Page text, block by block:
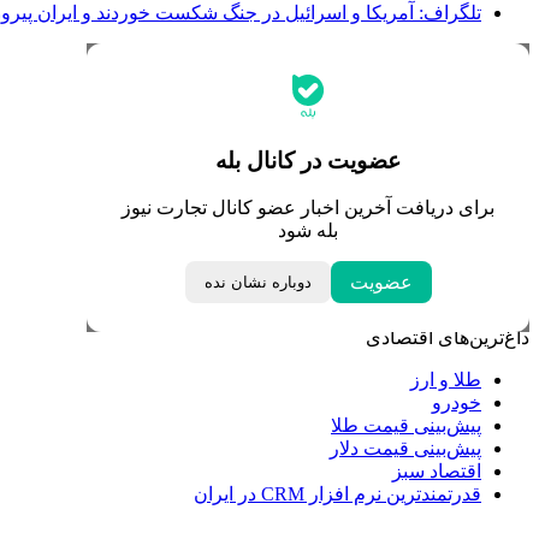
تلگراف: آمریکا و اسرائیل در جنگ شکست خوردند و ایران
عضویت در کانال بله
برای دریافت آخرین اخبار عضو کانال تجارت نیوز
بله شود
عضویت دوباره نشان نده
جدیدترین قیمت‌ها
قیمت یورو
ابزار تبدیل نرخ ارز
لحظه تحویل سال
داغ‌ترین‌های اقتصادی
طلا و ارز
خودرو
پیش‌بینی قیمت طلا
پیش‌بینی قیمت دلار
اقتصاد سبز
قدرتمندترین نرم‌ افزار CRM در ایران